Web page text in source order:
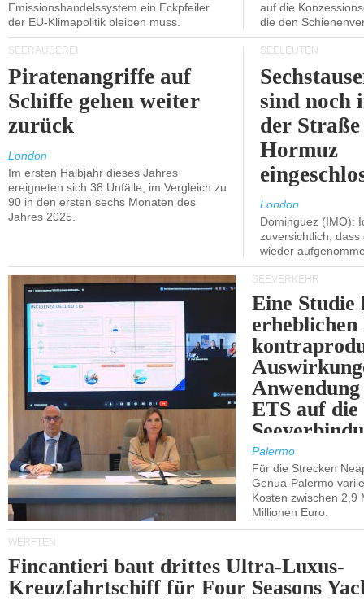
Emissionshandelssystem ein Eckpfeiler
der EU-Klimapolitik bleiben muss.
auf die
die den
SEERÄUBEREI
Piratenangriffe auf
Schiffe gehen weiter
zurück
London
Im ersten Halbjahr dieses Jahres
ereigneten sich 38 Unfälle, im Vergleich zu
90 in den ersten sechs Monaten des
Jahres 2025.
SEELEUTEN
sind noch
der
Hormuz
London
Dominguez (IMO):
zuversichtlich,
wieder
SEEVERKEHR
Eine Studie
ETS auf die
Palermo
Für die Strecken
Genua-Palermo
Kosten zwischen 2,9
Millionen Euro.
WERFTEN
Fincantieri baut drittes Ultra-Luxus-
Kreuzfahrtschiff für Four Seasons